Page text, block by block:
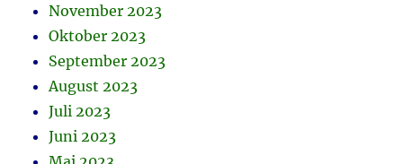
November 2023
Oktober 2023
September 2023
August 2023
Juli 2023
Juni 2023